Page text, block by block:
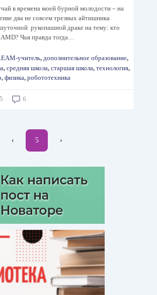
в времена моей бурной молодости – на
два не совсем трезвых айтишника
рукопашной драке на тему: кто
Чья правда тогда…
учитель, дополнительное образование,
, средняя школа, старшая школа, технология,
, физика, робототехника
5 6
←
‹ Текущая
5 Следующая
›